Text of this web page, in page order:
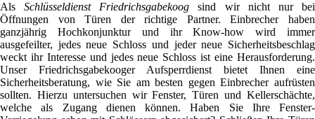
AlsSchlüsseldienst Friedrichsgabekoog sind wir nicht nur bei
Öffnungen von Türen der richtige Partner. Einbrecher haben
ganzjährig Hochkonjunktur und ihr Know-how wird immer
ausgefeilter, jedes neue Schloss und jeder neue Sicherheitsbeschlag
weckt ihr Interesse und jedes neue Schloss ist eine Herausforderung.
Unser Friedrichsgabekooger Aufsperrdienst bietet Ihnen eine
Sicherheitsberatung, wie Sie am besten gegen Einbrecher aufrüsten
sollten. Hierzu untersuchen wir Fenster, Türen und Kellerschächte,
welche als Zugang dienen können. Haben Sie Ihre Fenster-